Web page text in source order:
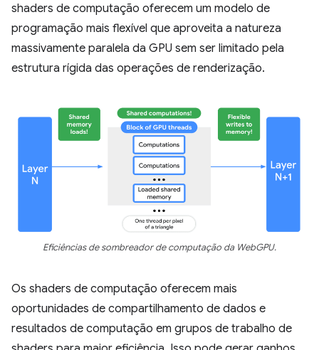
shaders de computação oferecem um modelo de
programação mais flexível que aproveita a natureza
massivamente paralela da GPU sem ser limitado pela
estrutura rígida das operações de renderização.
Eficiências de sombreador de computação da WebGPU.
Os shaders de computação oferecem mais
oportunidades de compartilhamento de dados e
resultados de computação em grupos de trabalho de